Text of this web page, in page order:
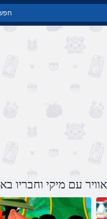
עם מיקי וחבריו